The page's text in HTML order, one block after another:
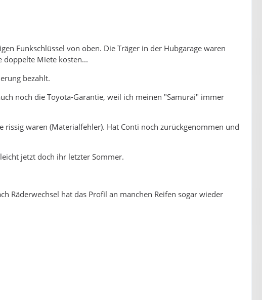
Funkschlüssel von oben. Die Träger in der Hubgarage waren
doppelte Miete kosten...
bezahlt.
noch die Toyota-Garantie, weil ich meinen "Samurai" immer
waren (Materialfehler). Hat Conti noch zurückgenommen und
jetzt doch ihr letzter Sommer.
Räderwechsel hat das Profil an manchen Reifen sogar wieder